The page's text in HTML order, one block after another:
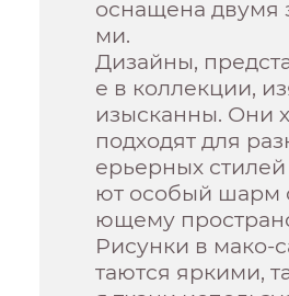
оснащена двумя
ми.
Дизайны,
е в коллекции,
изысканны. Они
подходят для
ерьерных
ют особый шарм
ющему
Рисунки в мако-
таются яркими,